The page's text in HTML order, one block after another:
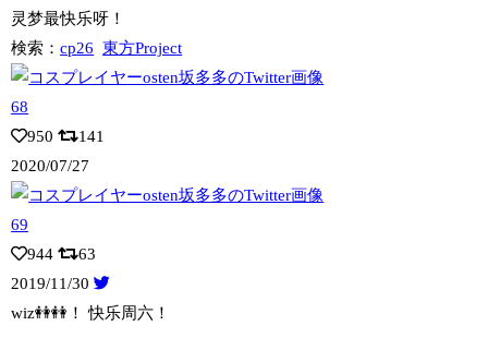
灵梦最快乐呀！
検索：cp26 東方Project
950
141
2020/07/27
944
63
2019/11/30
wiz👭👭！ 快乐周六！